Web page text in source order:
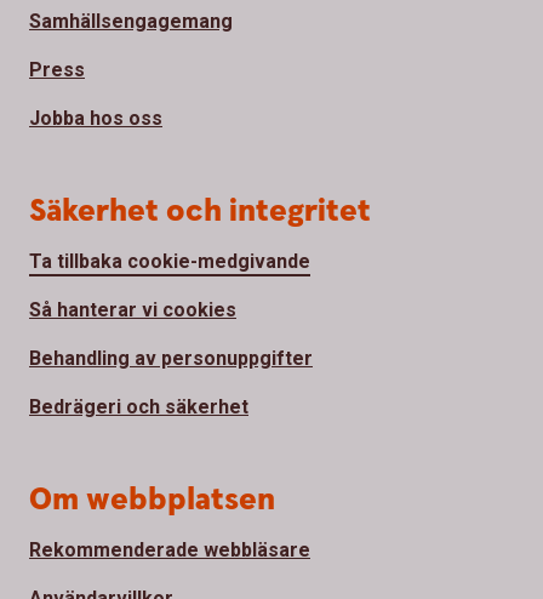
Samhällsengagemang
Press
Jobba hos oss
Säkerhet och integritet
Ta tillbaka cookie-medgivande
Så hanterar vi cookies
Behandling av personuppgifter
Bedrägeri och säkerhet
Om webbplatsen
Rekommenderade webbläsare